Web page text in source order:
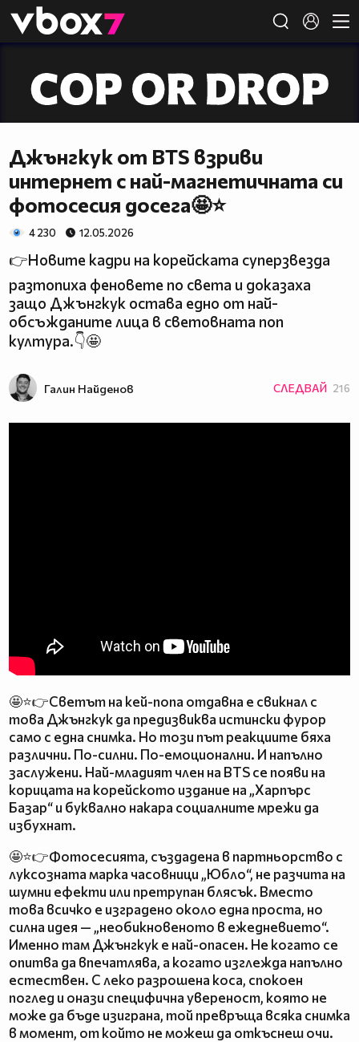
👾
Джънгкук от BTS взриви
интернет с най-магнетичната си
фотосесия досега🤩⭐
4 230 12.05.2026
👉Новите кадри на корейската суперзвезда
разтопиха феновете по света и доказаха
защо Джънгкук остава едно от най-
обсъжданите лица в световната поп
култура.👇🤩
Галин Найденов СЛЕДВАЙ 216
🤩⭐👉Светът на кей-попа отдавна е свикнал с
това Джънгкук да предизвиква истински фурор
само с една снимка. Но този път реакциите бяха
различни. По-силни. По-емоционални. И напълно
заслужени. Най-младият член на BTS се появи на
корицата на корейското издание на „Харпърс
Базар“ и буквално накара социалните мрежи да
избухнат.
🤩⭐👉Фотосесията, създадена в партньорство с
луксозната марка часовници „Юбло“, не разчита на
шумни ефекти или претрупан блясък. Вместо
това всичко е изградено около една проста, но
силна идея — „необикновеното в ежедневието“.
Именно там Джънгкук е най-опасен. Не когато се
опитва да впечатлява, а когато изглежда напълно
естествен. С леко разрошена коса, спокоен
поглед и онази специфична увереност, която не
може да бъде изиграна, той превръща всяка снимка
в момент, от който не можеш да откъснеш очи.